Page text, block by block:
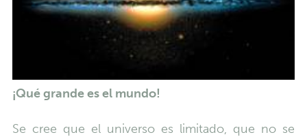
¡Qué grande es el mundo!
Se cree que el universo es limitado, que no se